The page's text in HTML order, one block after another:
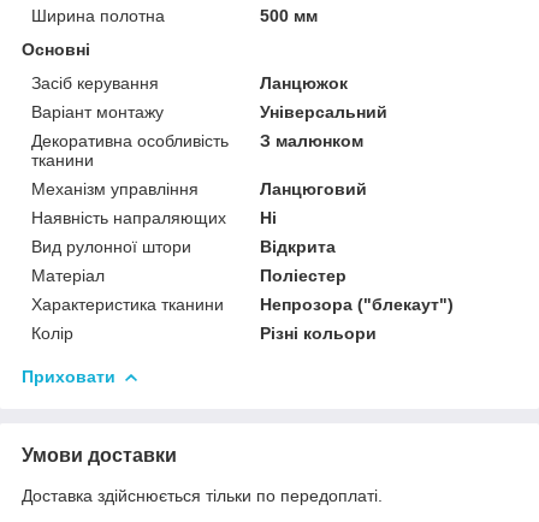
Ширина полотна
500 мм
Основні
Засіб керування
Ланцюжок
Варіант монтажу
Універсальний
Декоративна особливість
тканини
З малюнком
Механізм управління
Ланцюговий
Наявність напраляющих
Ні
Вид рулонної штори
Відкрита
Матеріал
Поліестер
Характеристика тканини
Непрозора ("блекаут")
Колір
Різні кольори
Приховати
Умови доставки
Доставка здійснюється тільки по передоплаті.